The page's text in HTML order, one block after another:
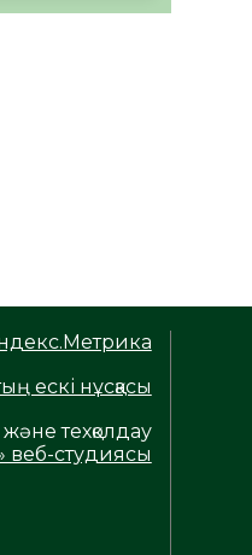
ескі нұсқасы
техқолдау
веб-студиясы